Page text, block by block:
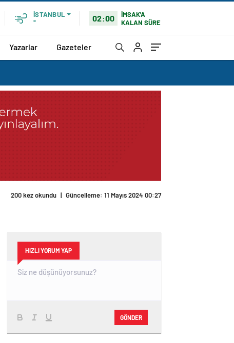
İSTANBUL
°
02:00
İMSAK'A
KALAN SÜRE
Yazarlar Gazeteler
200 kez okundu | Güncelleme: 11 Mayıs 2024 00:27
HIZLI YORUM YAP
GÖNDER